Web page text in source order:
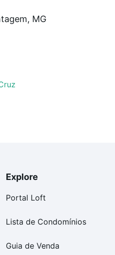
0 e com nossas
de compra,
Loft, com você
MG
Explore
Portal Loft
Lista de Condomínios
Guia de Venda